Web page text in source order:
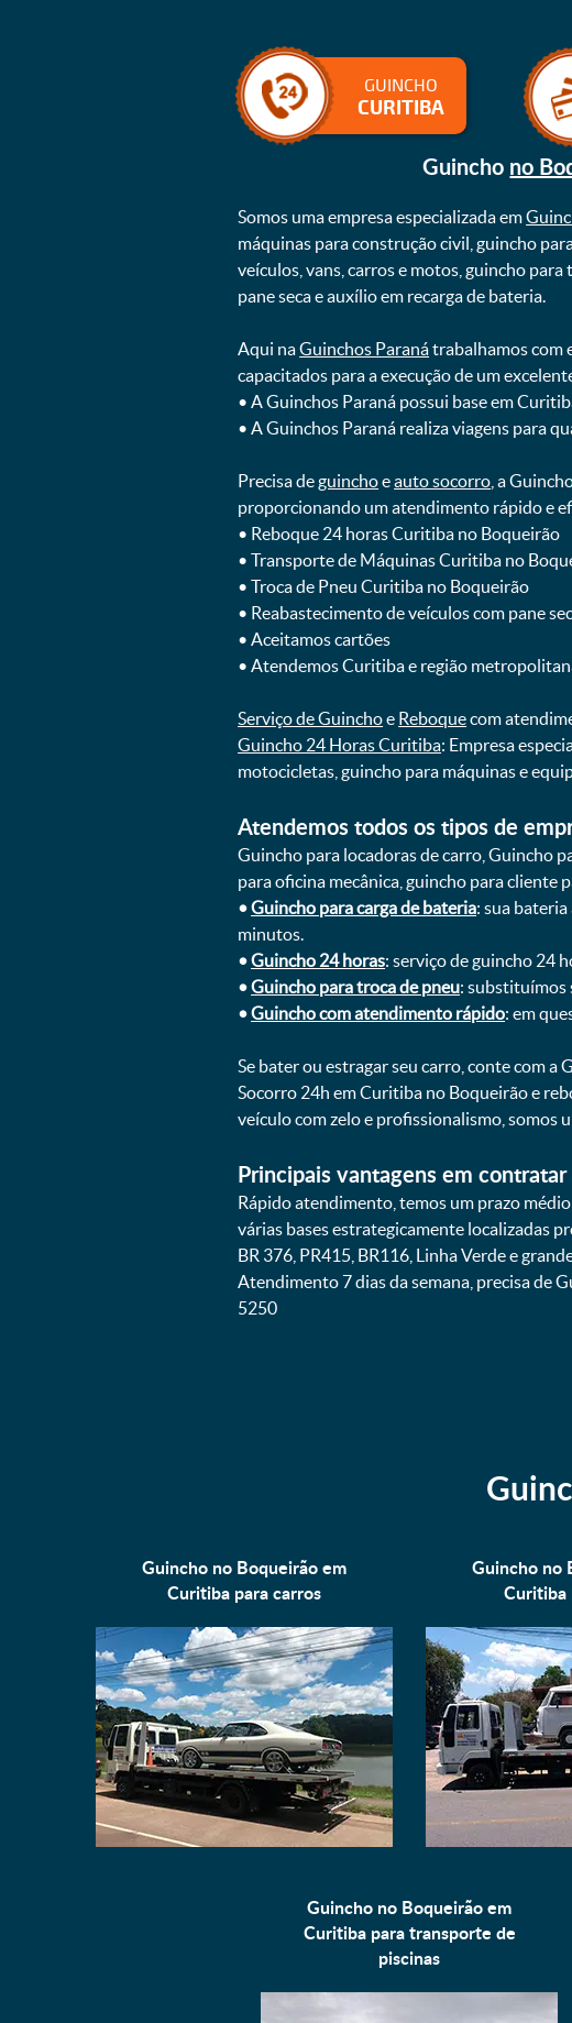
GUINCHO
CURITIBA
Guincho no
Somos uma empresa especializada em
máquinas para construção civil, guincho
veículos, vans, carros e motos, guincho
pane seca e auxílio em recarga de bateria. ㅤㅤ
Aqui naGuinchos Paranátrabalhamos com
capacitados para a execução de um
ㅤㅤ• A Guinchos Paraná possui base em
ㅤㅤ• A Guinchos Paraná realiza viagens para
Precisa deguinchoeauto socorro , a
proporcionando um atendimento rápido e
ㅤㅤ• Reboque 24 horas Curitiba no Boqueirão
ㅤㅤ• Transporte de Máquinas Curitiba no
ㅤㅤ• Troca de Pneu Curitiba no Boqueirão
ㅤㅤ• Reabastecimento de veículos com pane
ㅤㅤ• Aceitamos cartões
ㅤㅤ• Atendemos Curitiba e região
Serviço de Guinchoe Reboquecom
Guincho 24 Horas Curitiba: Empresa
motocicletas, guincho para máquinas e
Atendemos todos os tipos de
Guincho para locadoras de carro, Guincho
para oficina mecânica, guincho para cliente
•Guincho para carga de bateria: sua
minutos.
•Guincho 24 horas: serviço de guincho 24
•Guincho para troca de pneu: substituímos
•Guincho com atendimento rápido: em
Se bater ou estragar seu carro, conte com a
Socorro 24h em Curitiba no Boqueirão e
veículo com zelo e profissionalismo, somos
Principais vantagens em contratar
Rápido atendimento, temos um prazo
várias bases estrategicamente localizadas
BR 376, PR415, BR116, Linha Verde e
Atendimento 7 dias da semana, precisa de
5250
Guincho no Boqueirão em
Curitiba paracarros
Guincho no
Curitiba
Guincho no Boqueirão em
Curitiba paratransporte de
piscinas